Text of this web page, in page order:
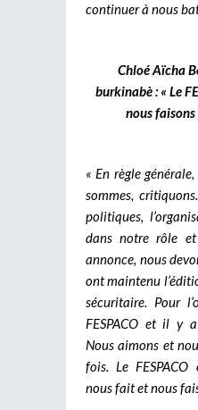
continuer à nous
Chloé Aïcha
burkinabè : « Le
nous faisons
« En règle
sommes,
politiques,
dans notre rôle et
annonce, nous
ont maintenu
sécuritaire. Pour
FESPACO et il y
Nous aimons et
fois. Le
nous fait et nous